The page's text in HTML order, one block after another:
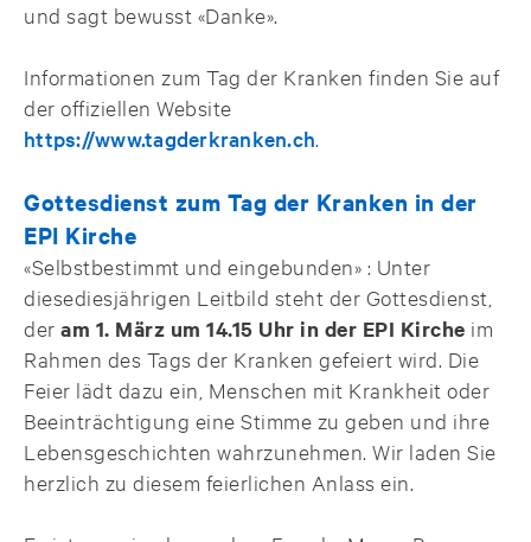
und sagt bewusst «Danke».
Informationen zum Tag der Kranken finden Sie auf
der offiziellen Website
https://www.tagderkranken.ch.
Gottesdienst zum Tag der Kranken in der
EPI Kirche
«Selbstbestimmt und eingebunden» : Unter
diesediesjährigen Leitbild steht der Gottesdienst,
der am 1. März um 14.15 Uhr in der EPI Kirche im
Rahmen des Tags der Kranken gefeiert wird. Die
Feier lädt dazu ein, Menschen mit Krankheit oder
Beeinträchtigung eine Stimme zu geben und ihre
Lebensgeschichten wahrzunehmen. Wir laden Sie
herzlich zu diesem feierlichen Anlass ein.